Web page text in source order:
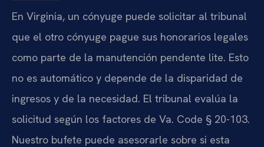
En Virginia, un cónyuge puede solicitar al tribunal
que el otro cónyuge pague sus honorarios legales
como parte de la manutención pendente lite. Esto
no es automático y depende de la disparidad de
ingresos y de la necesidad. El tribunal evalúa la
solicitud según los factores de Va. Code § 20-103.
Nuestro bufete puede asesorarle sobre si esta